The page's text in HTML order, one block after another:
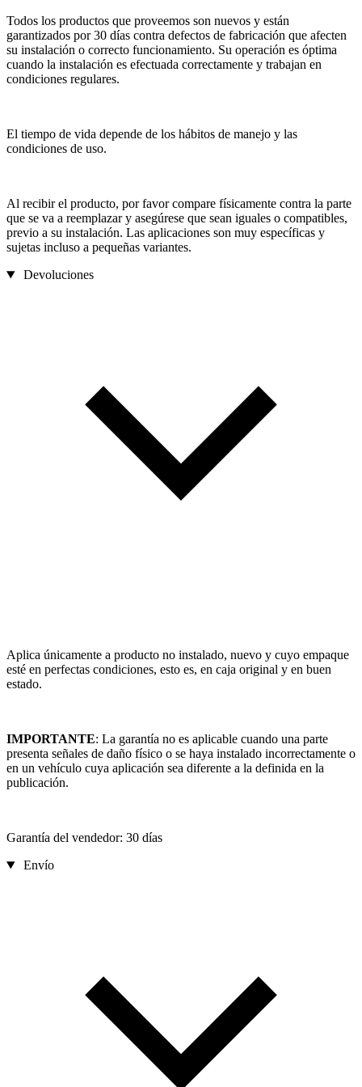
Todos los productos que proveemos son nuevos y están
garantizados por 30 días contra defectos de fabricación que afecten
su instalación o correcto funcionamiento. Su operación es óptima
cuando la instalación es efectuada correctamente y trabajan en
condiciones regulares.
El tiempo de vida depende de los hábitos de manejo y las
condiciones de uso.
Al recibir el producto, por favor compare físicamente contra la parte
que se va a reemplazar y asegúrese que sean iguales o compatibles,
previo a su instalación. Las aplicaciones son muy específicas y
sujetas incluso a pequeñas variantes.
Devoluciones
Aplica únicamente a producto no instalado, nuevo y cuyo empaque
esté en perfectas condiciones, esto es, en caja original y en buen
estado.
IMPORTANTE: La garantía no es aplicable cuando una parte
presenta señales de daño físico o se haya instalado incorrectamente o
en un vehículo cuya aplicación sea diferente a la definida en la
publicación.
Garantía del vendedor: 30 días
Envío